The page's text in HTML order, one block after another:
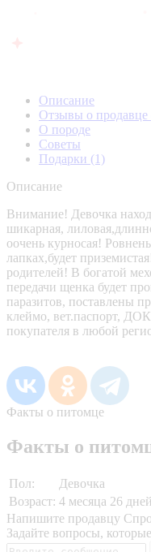
Описание
Отзывы о продавце
О породе
Советы
Подарки (1)
Описание
Внимание! Девочка
шикарная,
оочень курносая!
лапках,будет
родителей! В богатой
передачи щенка будет
паразитов, поставлены
клеймо, вет.паспорт,
покупателя в любой
Факты о питомце
Факты о
Пол:
Девочка
Возраст: 4 месяца 26 дней
Напишите продавцу
Задайте вопросы,